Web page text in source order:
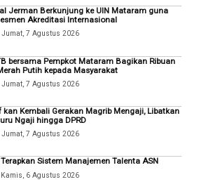
Jerman Berkunjung ke UIN Mataram guna
Akreditasi Internasional
Jumat, 7 Agustus 2026
bersama Pempkot Mataram Bagikan Ribuan
Putih kepada Masyarakat
Jumat, 7 Agustus 2026
Kembali Gerakan Magrib Mengaji, Libatkan
Ngaji hingga DPRD
Jumat, 7 Agustus 2026
Sistem Manajemen Talenta ASN
Kamis, 6 Agustus 2026